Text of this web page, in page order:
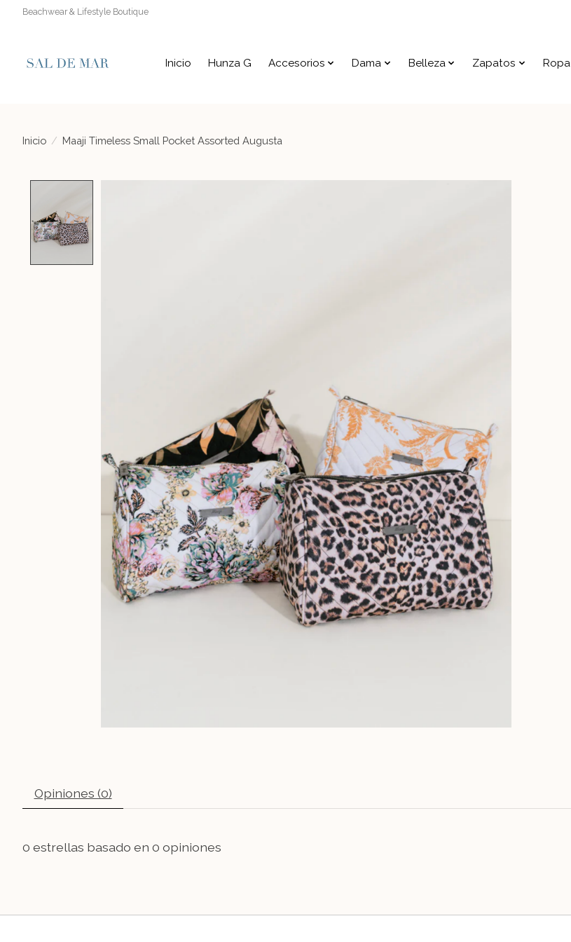
Beachwear & Lifestyle Boutique
Inicio Hunza G Accesorios Dama Belleza Zapatos Ropa
Inicio / Maaji Timeless Small Pocket Assorted Augusta
Opiniones (0)
0 estrellas basado en 0 opiniones